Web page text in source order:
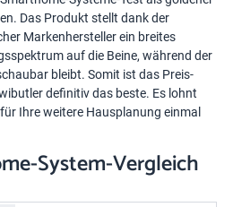
Das Produkt stellt dank der
Markenhersteller ein breites
auf die Beine, während der
bleibt. Somit ist das Preis-
definitiv das beste. Es lohnt
Ihre weitere Hausplanung einmal
System-Vergleich